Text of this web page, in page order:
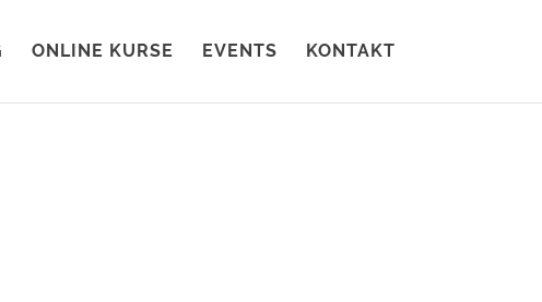
ONLINE KURSE EVENTS KONTAKT